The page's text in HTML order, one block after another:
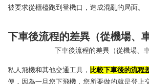
被要求從櫃檯跑到登機口，造成混亂的局面。
下車後流程的差異（從機場、車
私人飛機和其他交通工具， 比較下車後的流程
便，因為一旦您下飛機，您所要做的就是登上